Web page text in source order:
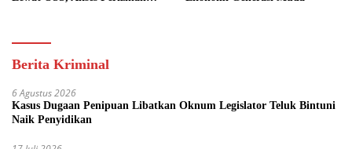
Berita Kriminal
6 Agustus 2026
Kasus Dugaan Penipuan Libatkan Oknum Legislator Teluk Bintuni
Naik Penyidikan